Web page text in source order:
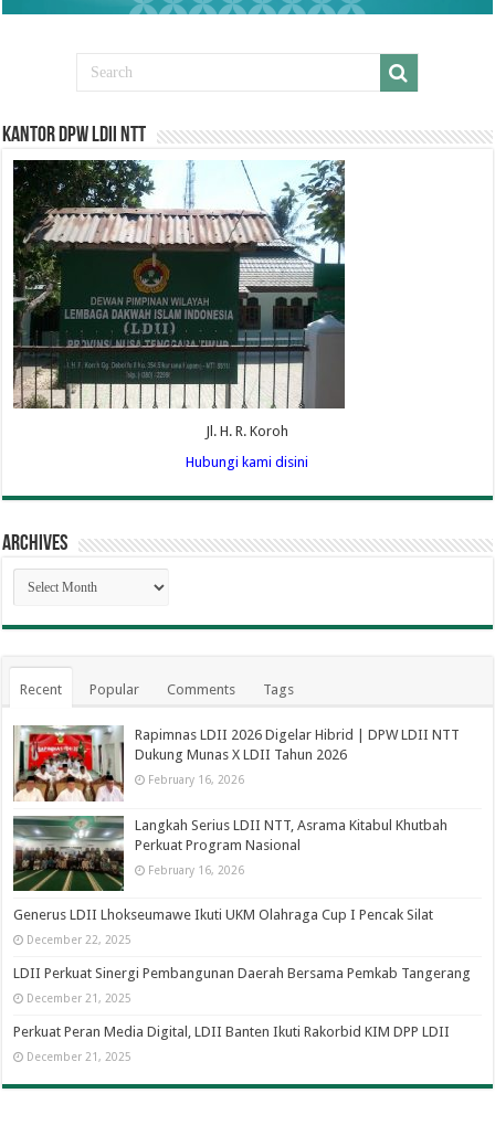
Kantor DPW LDII NTT
Jl. H. R. Koroh
Hubungi kami disini
Archives
Archives
Recent Popular Comments Tags
Rapimnas LDII 2026 Digelar Hibrid | DPW LDII NTT
Dukung Munas X LDII Tahun 2026
February 16, 2026
Langkah Serius LDII NTT, Asrama Kitabul Khutbah
Perkuat Program Nasional
February 16, 2026
Generus LDII Lhokseumawe Ikuti UKM Olahraga Cup I Pencak Silat
December 22, 2025
LDII Perkuat Sinergi Pembangunan Daerah Bersama Pemkab Tangerang
December 21, 2025
Perkuat Peran Media Digital, LDII Banten Ikuti Rakorbid KIM DPP LDII
December 21, 2025